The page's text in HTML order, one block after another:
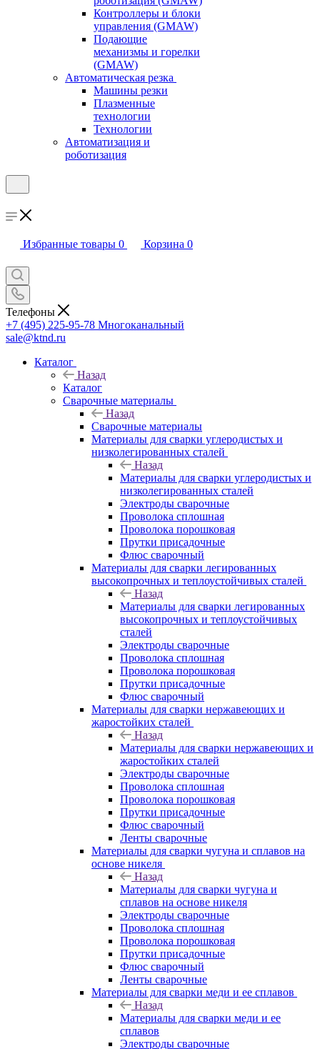
Контроллеры и блоки
управления (GMAW)
Подающие
механизмы и горелки
(GMAW)
Автоматическая резка
Машины резки
Плазменные
технологии
Технологии
Автоматизация и
роботизация
Избранные товары 0 Корзина 0
Телефоны
+7 (495) 225-95-78 Многоканальный
sale@ktnd.ru
Каталог
Назад
Каталог
Сварочные материалы
Назад
Сварочные материалы
Материалы для сварки углеродистых и
низколегированных сталей
Назад
Материалы для сварки углеродистых и
низколегированных сталей
Электроды сварочные
Проволока сплошная
Проволока порошковая
Прутки присадочные
Флюс сварочный
Материалы для сварки легированных
высокопрочных и теплоустойчивых сталей
Назад
Материалы для сварки легированных
высокопрочных и теплоустойчивых
сталей
Электроды сварочные
Проволока сплошная
Проволока порошковая
Прутки присадочные
Флюс сварочный
Материалы для сварки нержавеющих и
жаростойких сталей
Назад
Материалы для сварки нержавеющих и
жаростойких сталей
Электроды сварочные
Проволока сплошная
Проволока порошковая
Прутки присадочные
Флюс сварочный
Ленты сварочные
Материалы для сварки чугуна и сплавов на
основе никеля
Назад
Материалы для сварки чугуна и
сплавов на основе никеля
Электроды сварочные
Проволока сплошная
Проволока порошковая
Прутки присадочные
Флюс сварочный
Ленты сварочные
Материалы для сварки меди и ее сплавов
Назад
Материалы для сварки меди и ее
сплавов
Электроды сварочные